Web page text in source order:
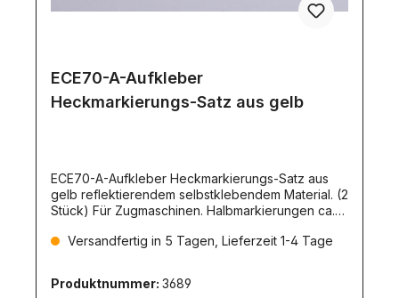
ECE70-A-Aufkleber
Heckmarkierungs-Satz aus gelb
ECE70-A-Aufkleber Heckmarkierungs-Satz aus
gelb reflektierendem selbstklebendem Material. (2
Stück) Für Zugmaschinen. Halbmarkierungen ca.
Versandfertig in 5 Tagen, Lieferzeit 1-4 Tage
Produktnummer: 3689